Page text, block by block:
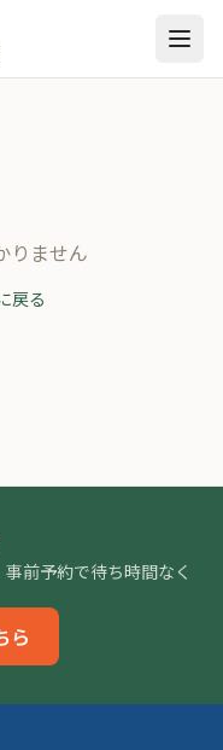
りません
戻る
前予約で待ち時間なく
ら